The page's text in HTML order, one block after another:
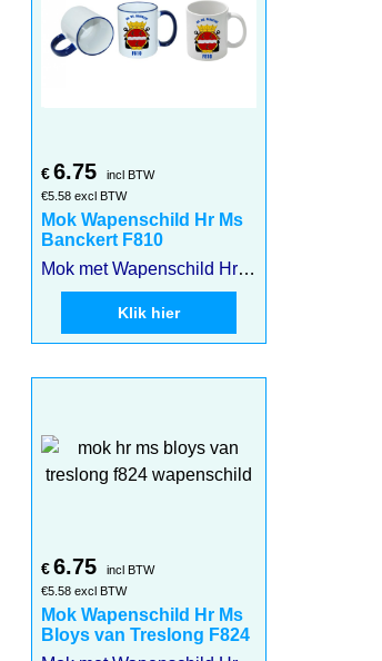
€6.75
incl BTW
€5.58 excl BTW
Mok Wapenschild Hr Ms
Banckert F810
Mok met Wapenschild Hr Ms Banckert F810
Klik hier
€6.75
incl BTW
€5.58 excl BTW
Mok Wapenschild Hr Ms
Bloys van Treslong F824